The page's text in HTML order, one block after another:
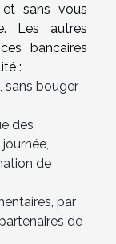
sans vous
Les autres
bancaires
:
sans bouger
des
de
par
de